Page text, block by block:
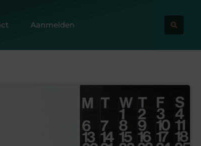
Aanmelden